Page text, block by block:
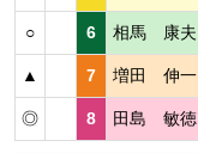
○ 6 相馬 康夫
▲ 7 増田 伸一
◎ 8 田島 敏徳